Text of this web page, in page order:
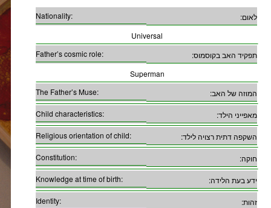
Nationality:
לאום:
Universal
Father’s cosmic role:
תפקיד האב בקוסמוס:
Superman
The Father’s Muse:
המוזה של האב:
Child characteristics: מאפייני הילד:
Religious orientation of child: השקפה דתית רצויה לילד:
Constitution: חוקה:
Knowledge at time of birth: ידע בעת הלידה:
Identity: זהות: